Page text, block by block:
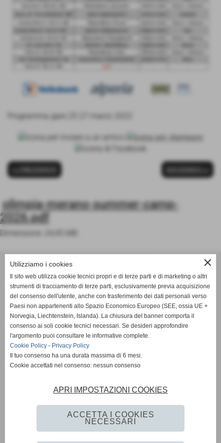
Programma gare 25-27 marzo 2022
olimpia-merano-summer-camp-
2026.pdf
Dimensione: 24,45 MB
ASD OLIMPIA MERANO
Via Postgranz, 1- Merano (BZ)
Tel. +39 3802691640
info@asdolimpiamerano.it
Privacy Policy-Cookie Policy
totale visite
1235866
sei il visitatore numero
close
Utilizziamo i cookies
Il sito web utilizza cookie tecnici propri e di terze parti e di marketing o altri
strumenti di tracciamento di terze parti, esclusivamente previa acquisizione
del consenso dell'utente, anche con trasferimento dei dati personali verso
Paesi non appartenenti allo Spazio Economico Europeo (SEE, ossia UE +
Norvegia, Liechtenstein, Islanda). La chiusura del banner comporta il
consenso ai soli cookie tecnici necessari. Se desideri approfondire
l'argomento puoi consultare le informative complete.
Cookie Policy - Privacy Policy
Il tuo consenso ha una durata massima di 6 mesi.
Cookie accettati nel consenso: nessun consenso
APRI IMPOSTAZIONI COOKIES
ACCETTA I COOKIES
NECESSARI